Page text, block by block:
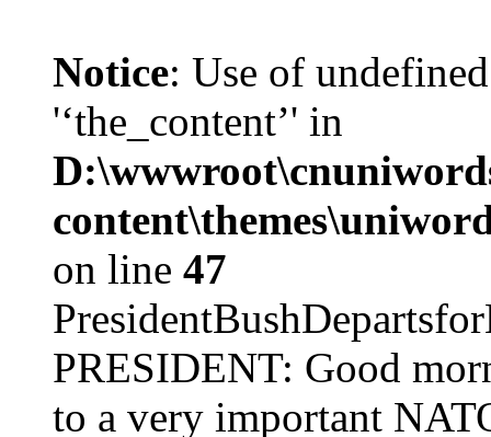
Notice: Use of
'‘the_content’' in
on line 47
PRESIDENT: Good
to a very important